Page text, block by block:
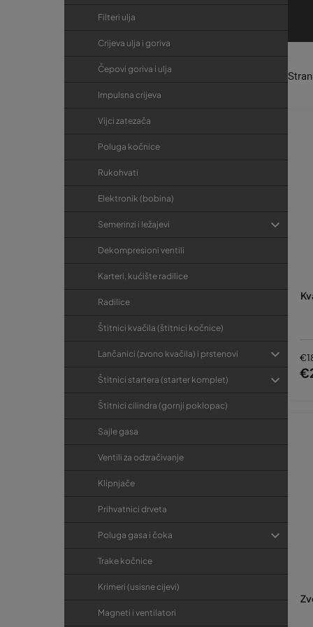
Filteri ulja
Crijeva ulja i goriva
Čepovi goriva i ulja
Impulsna crijeva
Vijci zatezača
Poluga kočnice
Rukohvati
Elektronik (bobina)
Semerinzi i ležajevi
Dekompresioni ventili
Karteri, kućište radilice
Radilice
Štitnici kvačila (štitnici kočnice)
Lančanici (zvono kvačila) i prstenovi
Štitnici startera (starter komplet)
Štitnici cilindra (gornji poklopac)
Sajle gasa
Ventili za odzračivanje
Klipnjače
Prihvatnici drveta
Poluga gasa i čoka
Trake kočnice
Krimeri (usisne cijevi)
Magneti i ventilatori
d